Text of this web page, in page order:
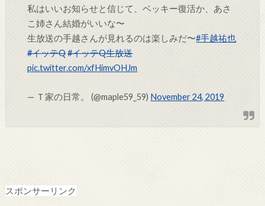
私はいいお知らせと信じて、ベッキー復活か、あさ
こ姉さん結婚がいいな〜
生放送の手越さんが見れるのは楽しみだ〜#手越祐也
#イッテQ#イッテQ生放送
pic.twitter.com/xfHimvOHJm
— Ｔ家の日常。 (@maple59_59) November 24, 2019
スポンサーリンク